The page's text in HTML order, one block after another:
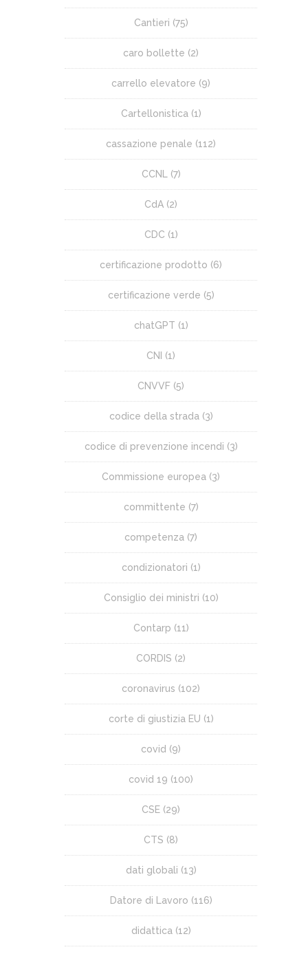
Cantieri (75)
caro bollette (2)
carrello elevatore (9)
Cartellonistica (1)
cassazione penale (112)
CCNL (7)
CdA (2)
CDC (1)
certificazione prodotto (6)
certificazione verde (5)
chatGPT (1)
CNI (1)
CNVVF (5)
codice della strada (3)
codice di prevenzione incendi (3)
Commissione europea (3)
committente (7)
competenza (7)
condizionatori (1)
Consiglio dei ministri (10)
Contarp (11)
CORDIS (2)
coronavirus (102)
corte di giustizia EU (1)
covid (9)
covid 19 (100)
CSE (29)
CTS (8)
dati globali (13)
Datore di Lavoro (116)
didattica (12)